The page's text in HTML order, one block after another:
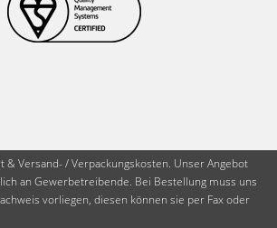
& Versand- / Verpackungskosten. Unser Angebot
an Gewerbetreibende. Bei Bestellung muss uns
vorliegen, diesen können sie per Fax oder